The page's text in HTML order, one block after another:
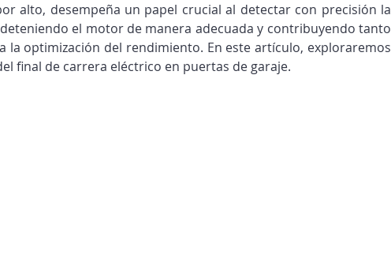
alto, desempeña un papel crucial al detectar con precisión la
el motor de manera adecuada y contribuyendo tanto
la optimización del rendimiento. En este artículo, exploraremos
final de carrera eléctrico en puertas de garaje.